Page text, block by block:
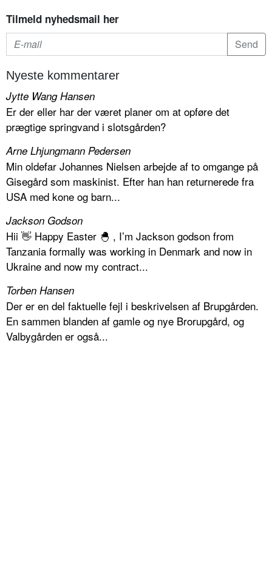
Tilmeld nyhedsmail her
Nyeste kommentarer
Jytte Wang Hansen
Er der eller har der været planer om at opføre det
prægtige springvand i slotsgården?
Arne Lhjungmann Pedersen
Min oldefar Johannes Nielsen arbejde af to omgange på
Gisegård som maskinist. Efter han han returnerede fra
USA med kone og barn...
Jackson Godson
Hii 👋 Happy Easter 🐣 , I’m Jackson godson from
Tanzania formally was working in Denmark and now in
Ukraine and now my contract...
Torben Hansen
Der er en del faktuelle fejl i beskrivelsen af Brupgården.
En sammen blanden af gamle og nye Brorupgård, og
Valbygården er også...